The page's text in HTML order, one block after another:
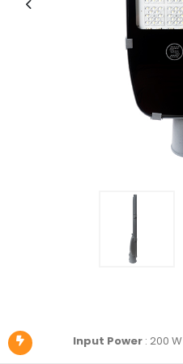
Input Power: 200 W